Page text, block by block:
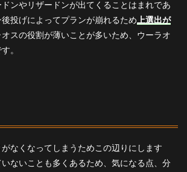
ンやリザードンが出てくることはまれであ
投げによってプランが崩れるため 上選出が
スの役割が薄いことが多いため、ウーラオ
。
なくなってしまうためこの辺りにします
ないことも多くあるため、気になる点、分